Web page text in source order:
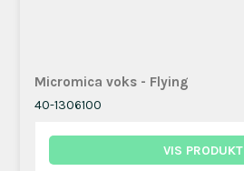
Micromica voks - Flying
40-1306100
VIS PRODUKT